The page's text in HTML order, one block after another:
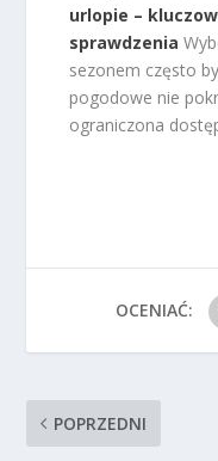
urlopie –
sprawdzenia
sezonem często
pogodowe nie
ograniczona
OCENIAĆ:
POPRZEDNI